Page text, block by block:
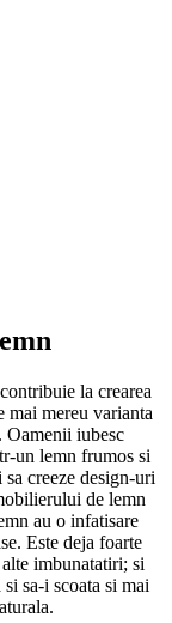
la crearea
mereu varianta
Oamenii iubesc
un lemn frumos si
creeze design-uri
de lemn
au o infatisare
Este deja foarte
imbunatatiri; si
sa-i scoata si mai